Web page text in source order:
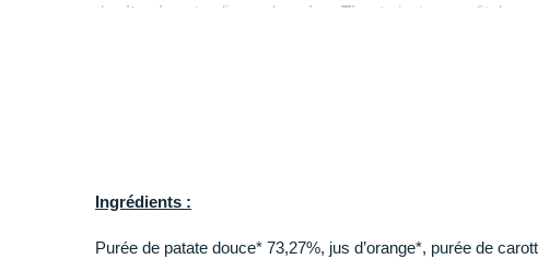
de
vitamines tandis que le poivre Timut ajoute un goût de
À consommer avant, pendant ou après une séance
Ingrédients :
Purée de patate douce* 73,27%, jus d’orange*, purée de